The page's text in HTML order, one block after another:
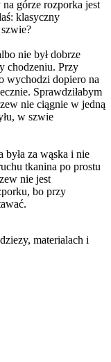
górze rozporka jest
klasyczny
nie był dobrze
chodzeniu. Przy
wychodzi dopiero na
Sprawdziłabym
nie ciągnie w jedną
w szwie
była za wąska i nie
tkanina po prostu
nie jest
bo przy
materialach i